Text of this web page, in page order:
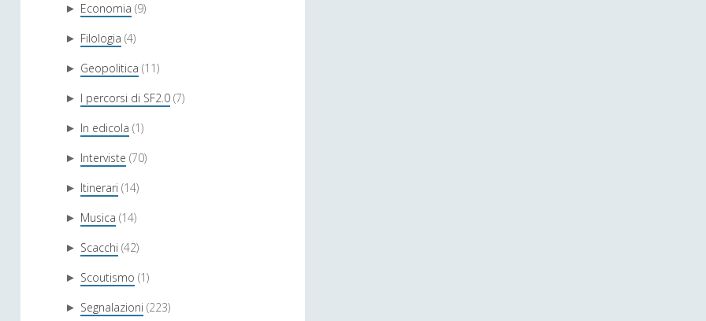
► Economia (9)
► Filologia (4)
► Geopolitica (11)
► I percorsi di SF2.0 (7)
► In edicola (1)
► Interviste (70)
► Itinerari (14)
► Musica (14)
► Scacchi (42)
► Scoutismo (1)
► Segnalazioni (223)